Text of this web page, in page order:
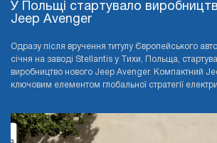
У Польщі стартувало
Jeep Avenger
Одразу після вручення титулу Європейського
січня на заводі Stellantis у Тихи, Польща,
виробництво нового Jeep Avenger. Компактний
ключовим елементом глобальної стратегії